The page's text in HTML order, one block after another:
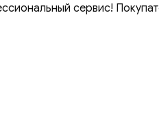
сервис!